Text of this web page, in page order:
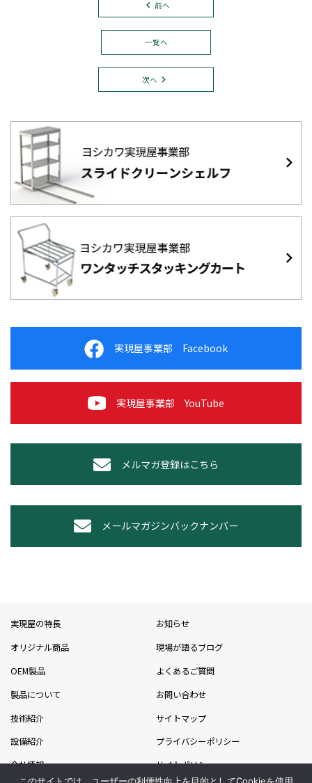
前へ
一覧へ
次へ
実現屋事業部 Facebook
実現屋事業部 YouTube
メルマガ登録はこちら
メールマガジンバックナンバー
実現屋の特長
オリジナル商品
OEM製品
製品について
技術紹介
設備紹介
会社情報
お知らせ
現場が語るブログ
よくあるご質問
お問い合わせ
サイトマップ
プライバシーポリシー
サイトポリシー